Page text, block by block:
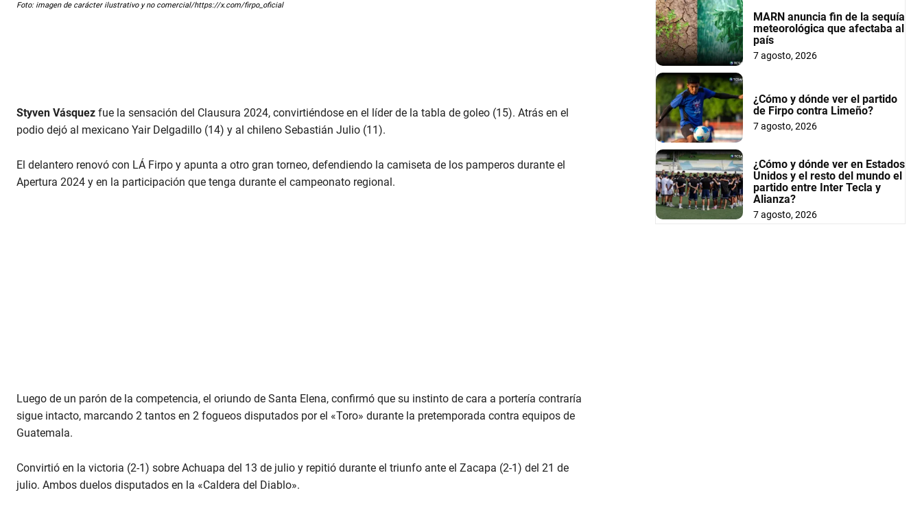
Foto: imagen de carácter ilustrativo y no comercial/https://x.com/firpo_oficial
Styven Vásquez fue la sensación del Clausura 2024, convirtiéndose en el líder de la tabla de goleo (15). Atrás en el
podio dejó al mexicano Yair Delgadillo (14) y al chileno Sebastián Julio (11).
El delantero renovó con LÁ Firpo y apunta a otro gran torneo, defendiendo la camiseta de los pamperos durante el
Apertura 2024 y en la participación que tenga durante el campeonato regional.
Luego de un parón de la competencia, el oriundo de Santa Elena, confirmó que su instinto de cara a portería contraría
sigue intacto, marcando 2 tantos en 2 fogueos disputados por el «Toro» durante la pretemporada contra equipos de
Guatemala.
Convirtió en la victoria (2-1) sobre Achuapa del 13 de julio y repitió durante el triunfo ante el Zacapa (2-1) del 21 de
julio. Ambos duelos disputados en la «Caldera del Diablo».
MARN anuncia fin de la sequía
meteorológica que afectaba al
país
7 agosto, 2026
¿Cómo y dónde ver el partido
de Firpo contra Limeño?
7 agosto, 2026
¿Cómo y dónde ver en Estados
Unidos y el resto del mundo el
partido entre Inter Tecla y
Alianza?
7 agosto, 2026